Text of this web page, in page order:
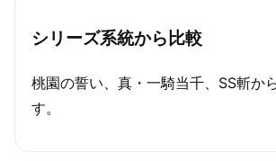
シリーズ系統から比較
桃園の誓い、真・一騎当千、SS斬か
す。